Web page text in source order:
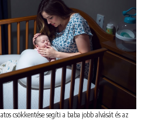
csökkentése segíti a baba jobb alvását és az